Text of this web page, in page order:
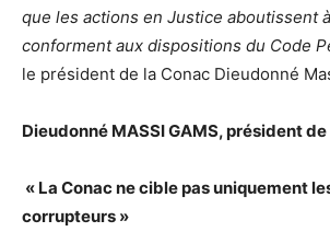
que les actions en Justice aboutissent
conforment aux dispositions du Code
le président de la Conac Dieudonné
Dieudonné MASSI GAMS, président de
« La Conac ne cible pas uniquement
corrupteurs »